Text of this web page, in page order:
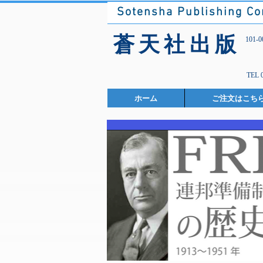
Sotensha Publishing
101-
​蒼天社出版
ホーム ご注文はこち
TEL